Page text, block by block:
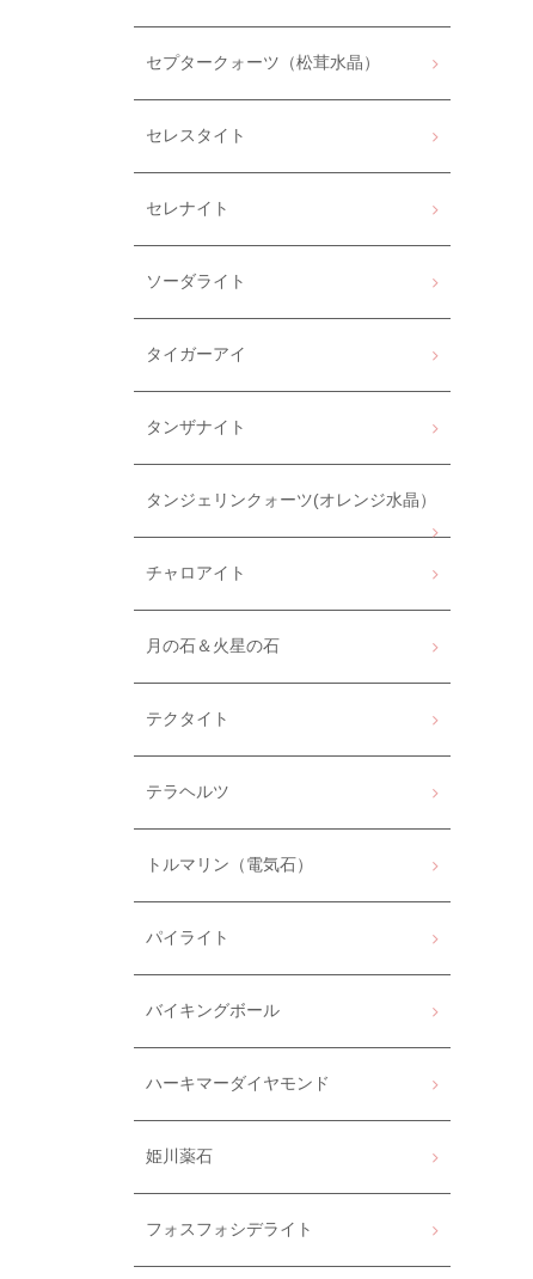
セプタークォーツ（松茸水晶）
セレスタイト
セレナイト
ソーダライト
タイガーアイ
タンザナイト
タンジェリンクォーツ(オレンジ水晶）
チャロアイト
月の石＆火星の石
テクタイト
テラヘルツ
トルマリン（電気石）
パイライト
バイキングボール
ハーキマーダイヤモンド
姫川薬石
フォスフォシデライト